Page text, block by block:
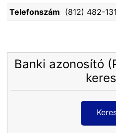
Telefonszám (812) 482-
Banki azonosító